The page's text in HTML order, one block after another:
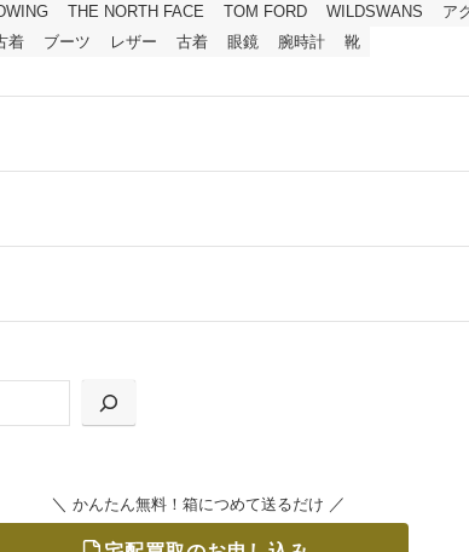
THE NORTH FACE TOM FORD WILDSWANS
ア
着 ブーツ レザー 古着 眼鏡 腕時計 靴
込」からお選びいただけます。
＼ かんたん無料！箱につめて送るだけ ／